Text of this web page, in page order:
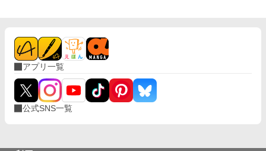
アプリ一覧
公式SNS一覧